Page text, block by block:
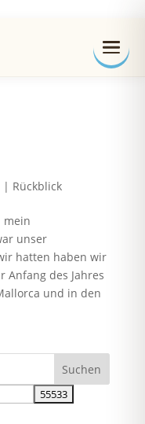
| Rückblick
mein
unser
hatten haben wir
Anfang des Jahres
und in den